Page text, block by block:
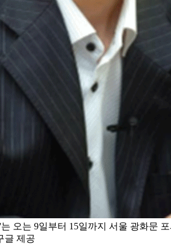
오는 9일부터 15일까지 서울 광화문
글 제공